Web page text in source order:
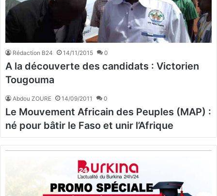
Rédaction B24 14/11/2015 0
A la découverte des candidats : Victorien
Tougouma
Abdou ZOURE 14/09/2011 0
Le Mouvement Africain des Peuples (MAP) :
né pour bâtir le Faso et unir l’Afrique